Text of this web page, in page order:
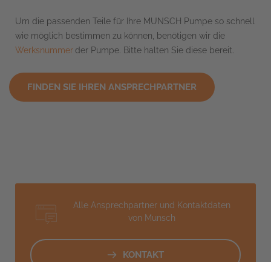
Um die passenden Teile für Ihre MUNSCH Pumpe so schnell
wie möglich bestimmen zu können, benötigen wir die
Werksnummer der Pumpe. Bitte halten Sie diese bereit.
FINDEN SIE IHREN ANSPRECHPARTNER
Alle Ansprechpartner und Kontaktdaten
von Munsch
KONTAKT